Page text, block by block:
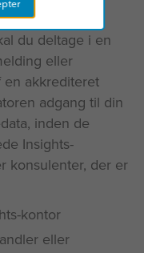
du deltage i en
eller
en akkrediteret
adgang til din
inden de
Insights-
konsulenter, der er
kontor
eller